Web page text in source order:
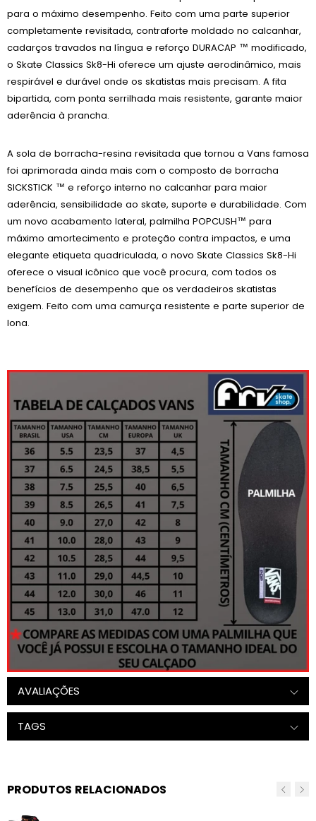
para o máximo desempenho. Feito com uma parte superior
completamente revisitada, contraforte moldado no calcanhar,
cadarços travados na língua e reforço DURACAP ™ modificado,
o Skate Classics Sk8-Hi oferece um ajuste aerodinâmico, mais
respirável e durável onde os skatistas mais precisam. A fita
bipartida, com ponta serrilhada mais resistente, garante maior
aderência à prancha.
A sola de borracha-resina revisitada que tornou a Vans famosa
foi aprimorada ainda mais com o composto de borracha
SICKSTICK ™ e reforço interno no calcanhar para maior
aderência, sensibilidade ao skate, suporte e durabilidade. Com
um novo acabamento lateral, palmilha POPCUSH™ para
máximo amortecimento e proteção contra impactos, e uma
elegante etiqueta quadriculada, o novo Skate Classics Sk8-Hi
oferece o visual icônico que você procura, com todos os
benefícios de desempenho que os verdadeiros skatistas
exigem. Feito com uma camurça resistente e parte superior de
lona.
AVALIAÇÕES
TAGS
PRODUTOS RELACIONADOS